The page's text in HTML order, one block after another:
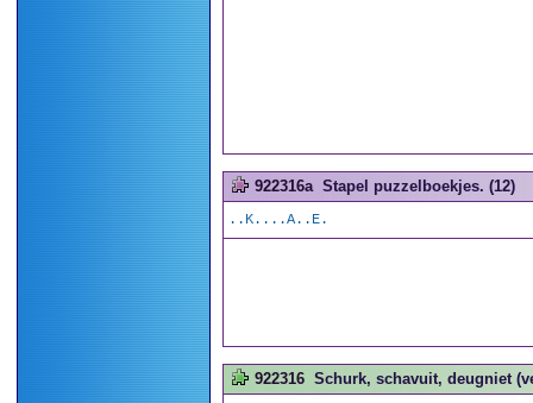
922316a Stapel puzzelboekjes. (12)
..K....A..E.
922316 Schurk, schavuit, deugniet